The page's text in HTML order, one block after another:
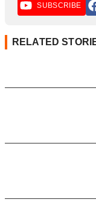
SUBSCRIBE
RELATED